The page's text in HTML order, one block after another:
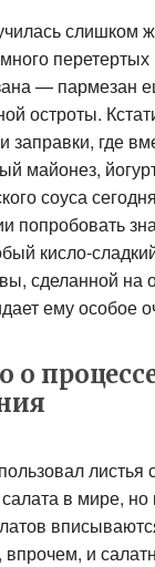
слишком
— пармезан
остроты.
где
майонез,
соуса
попробовать
кисло-
сделанной на
ему особое
о
листья
в мире, но
впрочем, и